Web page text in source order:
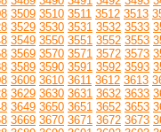
3509 3510 3511 3512 3513
3529 3530 3531 3532 3533
3549 3550 3551 3552 3553
3569 3570 3571 3572 3573
3589 3590 3591 3592 3593
3609 3610 3611 3612 3613
3629 3630 3631 3632 3633
3649 3650 3651 3652 3653
3669 3670 3671 3672 3673